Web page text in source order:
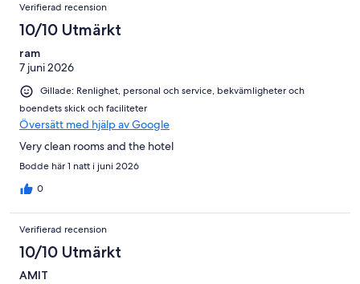
Verifierad recension
10/10 Utmärkt
ram
7 juni 2026
Gillade: Renlighet, personal och service, bekvämligheter och
boendets skick och faciliteter
Översätt med hjälp av Google
Very clean rooms and the hotel
Bodde här 1 natt i juni 2026
0
Verifierad recension
10/10 Utmärkt
AMIT